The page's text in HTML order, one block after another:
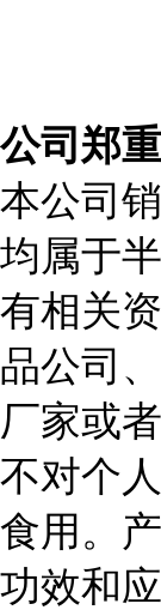
公司郑
本公司
均属于
有相关
品公司
厂家或
不对个
食用。
功效和